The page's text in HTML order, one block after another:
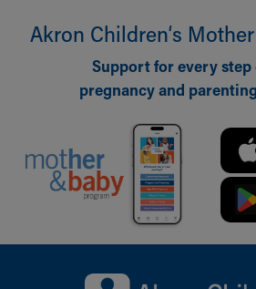
Akron Children‘s
Support for every
pregnancy and